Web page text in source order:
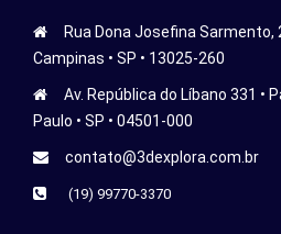
Rua Dona Josefina Sarmento,
Campinas • SP • 13025-260
Av. República do Líbano 331 •
Paulo • SP • 04501-000
contato@3dexplora.com.br
(19) 99770-3370